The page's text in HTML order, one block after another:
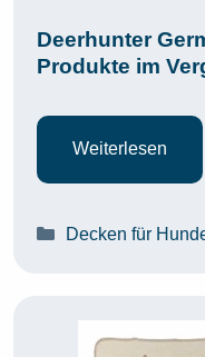
Deerhunter
Produkte im
Weiterlesen
Kategorien
Decken für